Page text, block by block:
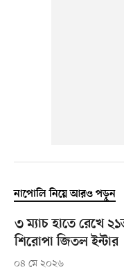
নাপোলি নিয়ে আরও পড়ুন
৩ ম্যাচ হাতে রেখে
শিরোপা জিতল ইন্টার
০৪ মে ২০২৬